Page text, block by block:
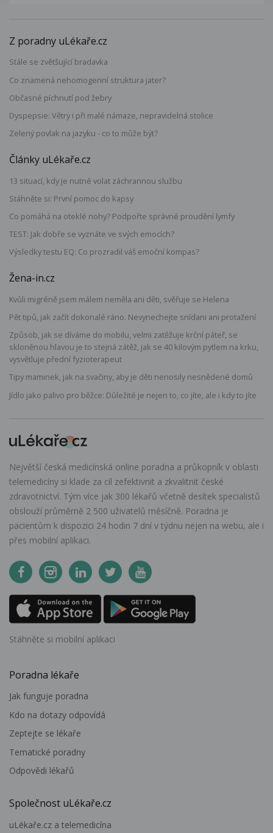
Z poradny uLékaře.cz
Stále se zvětšující bradavka
Co znamená nehomogenní struktura jater?
Občasné píchnutí pod žebry
Dyspepsie: Větry i při malé námaze, nepravidelná stolice
Zelený povlak na jazyku - co to může být?
Články uLékaře.cz
13 situací, kdy je nutné volat záchrannou službu
Stáhněte si: První pomoc do kapsy
Co pomáhá na oteklé nohy? Podpořte správné proudění lymfy
TEST: Jak dobře se vyznáte ve svých emocích?
Výsledky testu EQ: Co prozradil váš emoční kompas?
Žena-in.cz
Kvůli migréně jsem málem neměla ani děti, svěřuje se Helena
Pět tipů, jak začít dokonalé ráno. Nevynechejte snídani ani protažení
Způsob, jak se díváme do mobilu, velmi zatěžuje krční páteř, se
skloněnou hlavou je to stejná zátěž, jak se 40 kilovým pytlem na krku,
vysvětluje přední fyzioterapeut
Tipy maminek, jak na svačiny, aby je děti nenosily nesnědené domů
Jídlo jako palivo pro běžce: Důležité je nejen to, co jíte, ale i kdy to jíte
Největší česká medicínská online poradna a průkopník v oblasti
telemedicíny si klade za cíl zefektivnit a zkvalitnit české
zdravotnictví. Tým více jak 300 lékařů včetně desítek specialistů
obslouží průměrně 2 500 uživatelů měsíčně. Poradna je
pacientům k dispozici 24 hodin 7 dní v týdnu nejen na webu, ale i
přes mobilní aplikaci.
Stáhněte si mobilní aplikaci
Poradna lékaře
Jak funguje poradna
Kdo na dotazy odpovídá
Zeptejte se lékaře
Tematické poradny
Odpovědi lékařů
Společnost uLékaře.cz
uLékaře.cz a telemedicína